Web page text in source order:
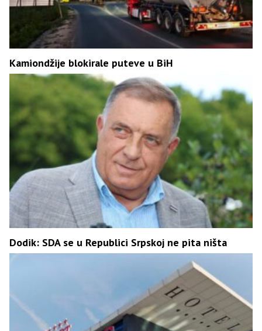
Kamiondžije blokirale puteve u BiH
Dodik: SDA se u Republici Srpskoj ne pita ništa